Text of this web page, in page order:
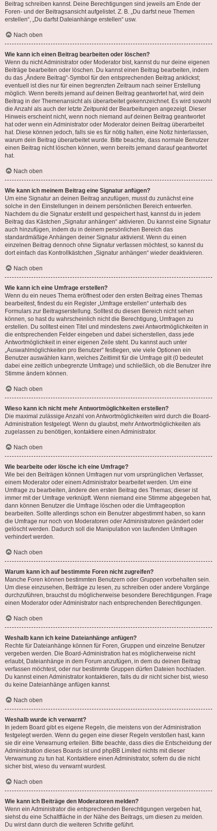
Beitrag schreiben kannst. Deine Berechtigungen sind jeweils am Ende der
Foren- und der Beitragsansicht aufgelistet. Z. B. „Du darfst neue Themen
erstellen“, „Du darfst Dateianhänge erstellen“ usw.
Nach oben
Wie kann ich einen Beitrag bearbeiten oder löschen?
Wenn du nicht Administrator oder Moderator bist, kannst du nur deine eigenen
Beiträge bearbeiten oder löschen. Du kannst einen Beitrag bearbeiten, indem
du das „Ändere Beitrag“-Symbol für den entsprechenden Beitrag anklickst;
eventuell ist dies nur für einen begrenzten Zeitraum nach seiner Erstellung
möglich. Wenn bereits jemand auf deinen Beitrag geantwortet hat, wird dein
Beitrag in der Themenansicht als überarbeitet gekennzeichnet. Es wird sowohl
die Anzahl als auch der letzte Zeitpunkt der Bearbeitungen angezeigt. Dieser
Hinweis erscheint nicht, wenn noch niemand auf deinen Beitrag geantwortet
hat oder wenn ein Administrator oder Moderator deinen Beitrag überarbeitet
hat. Diese können jedoch, falls sie es für nötig halten, eine Notiz hinterlassen,
warum dein Beitrag überarbeitet wurde. Bitte beachte, dass normale Benutzer
einen Beitrag nicht löschen können, wenn bereits jemand darauf geantwortet
hat.
Nach oben
Wie kann ich meinem Beitrag eine Signatur anfügen?
Um eine Signatur an deinen Beitrag anzufügen, musst du zunächst eine
solche in den Einstellungen in deinem persönlichen Bereich entwerfen.
Nachdem du die Signatur erstellt und gespeichert hast, kannst du in jedem
Beitrag das Kästchen „Signatur anhängen“ aktivieren. Du kannst eine Signatur
auch hinzufügen, indem du in deinem persönlichen Bereich das
standardmäßige Anhängen deiner Signatur aktivierst. Wenn du einen
einzelnen Beitrag dennoch ohne Signatur verfassen möchtest, so kannst du
dort einfach das Kontrollkästchen „Signatur anhängen“ wieder deaktivieren.
Nach oben
Wie kann ich eine Umfrage erstellen?
Wenn du ein neues Thema eröffnest oder den ersten Beitrag eines Themas
bearbeitest, findest du ein Register „Umfrage erstellen“ unterhalb des
Formulars zur Beitragserstellung. Solltest du diesen Bereich nicht sehen
können, so hast du wahrscheinlich nicht die Berechtigung, Umfragen zu
erstellen. Du solltest einen Titel und mindestens zwei Antwortmöglichkeiten in
die entsprechenden Felder eingeben und dabei sicherstellen, dass jede
Antwortmöglichkeit in einer eigenen Zeile steht. Du kannst auch unter
„Auswahlmöglichkeiten pro Benutzer“ festlegen, wie viele Optionen ein
Benutzer auswählen kann, welches Zeitlimit für die Umfrage gilt (0 bedeutet
dabei eine zeitlich unbegrenzte Umfrage) und schließlich, ob die Benutzer ihre
Stimme ändern können.
Nach oben
Wieso kann ich nicht mehr Antwortmöglichkeiten erstellen?
Die maximal zulässige Anzahl von Antwortmöglichkeiten wird durch die Board-
Administration festgelegt. Wenn du glaubst, mehr Antwortmöglichkeiten als
zugelassen zu benötigen, kontaktiere einen Administrator.
Nach oben
Wie bearbeite oder lösche ich eine Umfrage?
Wie bei den Beiträgen können Umfragen nur vom ursprünglichen Verfasser,
einem Moderator oder einem Administrator bearbeitet werden. Um eine
Umfrage zu bearbeiten, ändere den ersten Beitrag des Themas; dieser ist
immer mit der Umfrage verknüpft. Wenn niemand eine Stimme abgegeben hat,
dann können Benutzer die Umfrage löschen oder die Umfrageoption
bearbeiten. Sollte allerdings schon ein Benutzer abgestimmt haben, so kann
die Umfrage nur noch von Moderatoren oder Administratoren geändert oder
gelöscht werden. Dadurch soll die Manipulation von laufenden Umfragen
verhindert werden.
Nach oben
Warum kann ich auf bestimmte Foren nicht zugreifen?
Manche Foren können bestimmten Benutzern oder Gruppen vorbehalten sein.
Um diese einzusehen, Beiträge zu lesen, zu schreiben oder andere Vorgänge
durchzuführen, brauchst du möglicherweise besondere Berechtigungen. Frage
einen Moderator oder Administrator nach entsprechenden Berechtigungen.
Nach oben
Weshalb kann ich keine Dateianhänge anfügen?
Rechte für Dateianhänge können für Foren, Gruppen und einzelne Benutzer
vergeben werden. Die Board-Administration hat es möglicherweise nicht
erlaubt, Dateianhänge in dem Forum anzufügen, in dem du deinen Beitrag
verfassen möchtest, oder nur bestimmte Gruppen dürfen Dateien hochladen.
Du kannst einen Administrator kontaktieren, falls du dir nicht sicher bist, wieso
du keine Dateianhänge anfügen kannst.
Nach oben
Weshalb wurde ich verwarnt?
In jedem Board gibt es eigene Regeln, die meistens von der Administration
festgelegt werden. Wenn du gegen eine dieser Regeln verstoßen hast, kann
sie dir eine Verwarnung erteilen. Bitte beachte, dass dies die Entscheidung der
Administration dieses Boards ist und phpBB Limited nichts mit dieser
Verwarnung zu tun hat. Kontaktiere einen Administrator, sofern du die nicht
sicher bist, wieso du verwarnt wurdest.
Nach oben
Wie kann ich Beiträge den Moderatoren melden?
Wenn ein Administrator die entsprechenden Berechtigungen vergeben hat,
siehst du eine Schaltfläche in der Nähe des Beitrags, um diesen zu melden.
Du wirst dann durch die weiteren Schritte geführt.